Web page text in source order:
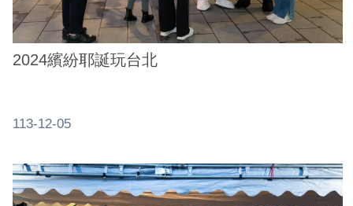
管
理
商
展
輔
導
2024繽紛耶誕玩台北
113-12-05